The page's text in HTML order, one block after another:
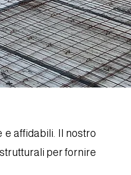
affidabili. Il nostro
per fornire